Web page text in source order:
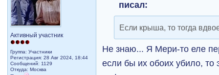
Активный участник
Группа: Участники
Регистрация: 28 Авг 2024, 18:44
Сообщений: 1129
Откуда: Москва
писал:
Если крыша, то тогда
Не знаю... Я Мери-то еле
если бы их обоих убило,